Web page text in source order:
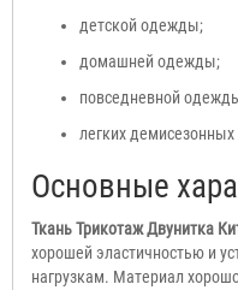
детской одежды;
домашней одежды;
повседневной
легких
Основные
Ткань Трикотаж Двунитка
хорошей эластичностью и
нагрузкам. Материал